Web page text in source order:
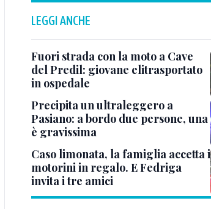
LEGGI ANCHE
Fuori strada con la moto a Cave
del Predil: giovane elitrasportato
in ospedale
Precipita un ultraleggero a
Pasiano: a bordo due persone, una
è gravissima
Caso limonata, la famiglia accetta i
motorini in regalo. E Fedriga
invita i tre amici